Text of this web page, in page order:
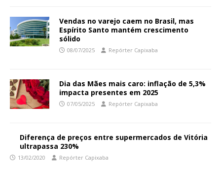
Vendas no varejo caem no Brasil, mas
Espírito Santo mantém crescimento
sólido
08/07/2025 Repórter Capixaba
Dia das Mães mais caro: inflação de 5,3%
impacta presentes em 2025
07/05/2025 Repórter Capixaba
Diferença de preços entre supermercados de Vitória
ultrapassa 230%
13/02/2020 Repórter Capixaba